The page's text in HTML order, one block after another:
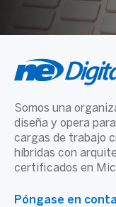
Somos una
diseña y opera
cargas de trabajo
híbridas con
certificados en
Póngase en